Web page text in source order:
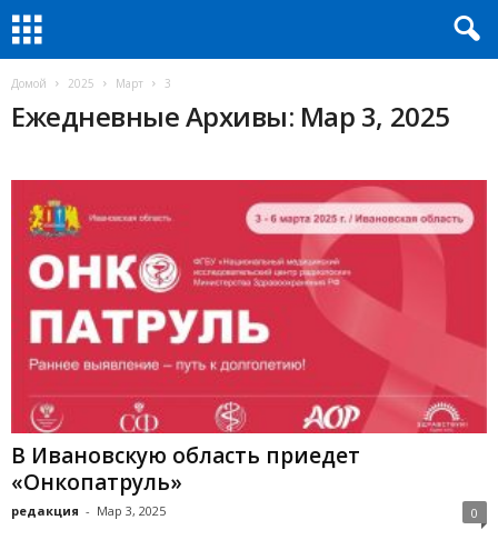
Домой 2025 Март 3
Ежедневные Архивы: Мар 3, 2025
В Ивановскую область приедет
«Онкопатруль»
редакция - Мар 3, 2025 0